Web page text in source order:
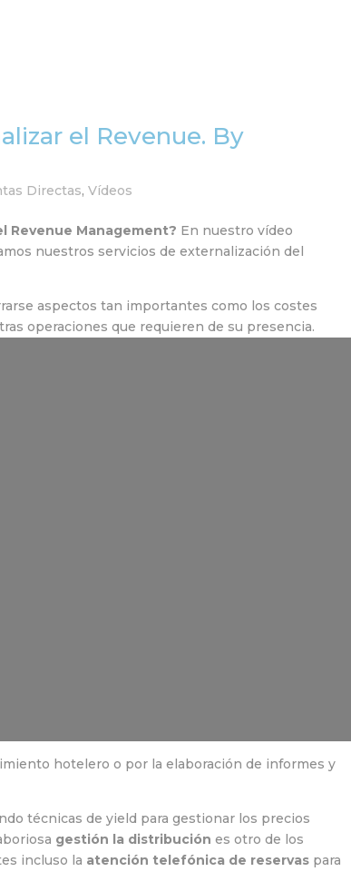
el Revenue. By
Directas,Vídeos
Revenue Management? En nuestro vídeo
nuestros servicios de externalización del
aspectos tan importantes como los costes
operaciones que requieren de su presencia.
hotelero o por la elaboración de informes y
técnicas de yield para gestionar los precios
gestión la distribución es otro de los
incluso la atención telefónica de reservas para